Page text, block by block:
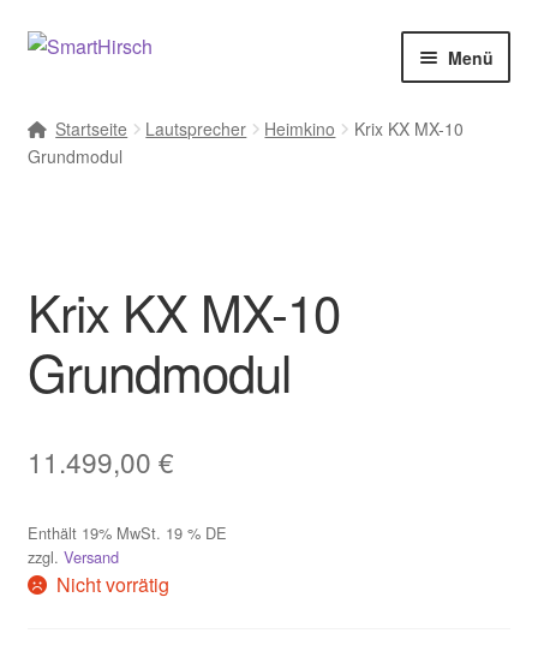
Menü
Startseite Lautsprecher Heimkino
Krix KX MX-10
Grundmodul
Krix KX MX-10
Grundmodul
11.499,00 €
Enthält 19% MwSt. 19 % DE
zzgl. Versand
Nicht vorrätig